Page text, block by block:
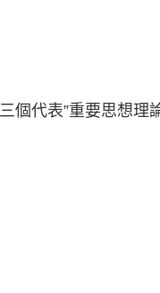
個代表”重要思想理